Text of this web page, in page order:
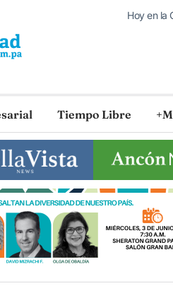
Hoy en la
Tiempo Libre